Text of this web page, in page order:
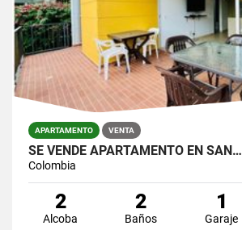
APARTAMENTO VENTA
SE VENDE APARTAMENTO EN SAN…
Colombia
2
Alcoba
2
Baños
1
Garaje